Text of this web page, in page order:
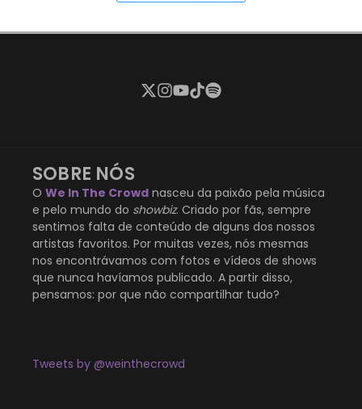
SOBRE NÓS
O We In The Crowd nasceu da paixão pela música
e pelo mundo do showbiz. Criado por fãs, sempre
sentimos falta de conteúdo de alguns dos nossos
artistas favoritos. Por muitas vezes, nós mesmas
nos encontrávamos com fotos e vídeos de shows
que nunca havíamos publicado. A partir disso,
pensamos: por que não compartilhar tudo?
Tweets by @weinthecrowd